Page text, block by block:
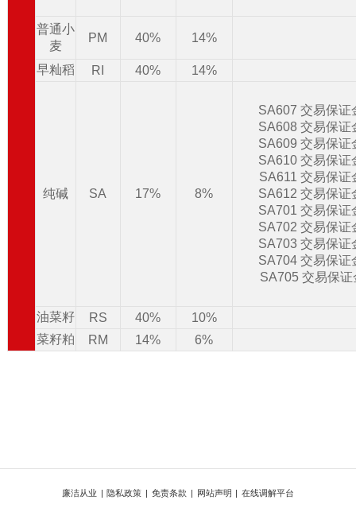
普通小
麦
PM 40% 14%
早籼稻 RI 40% 14%
纯碱 SA 17% 8%
SA607 交易保
SA608 交易保
SA609 交易保
SA610 交易保
SA611 交易保
SA612 交易保
SA701 交易保
SA702 交易保
SA703 交易保
SA704 交易保
SA705 交易保
油菜籽 RS 40%
10%
菜籽粕
RM 14% 6%
廉洁从业 | 隐私政策 | 免责条款 | 网站声明 | 在线调解平台